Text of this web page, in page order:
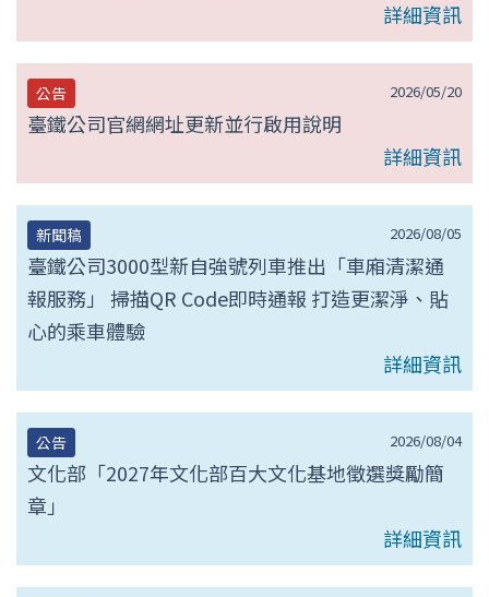
詳細資訊
2026/05/20
公告
臺鐵公司官網網址更新並行啟用說明
詳細資訊
2026/08/05
新聞稿
臺鐵公司3000型新自強號列車推出「車廂清潔通
報服務」 掃描QR Code即時通報 打造更潔淨、貼
心的乘車體驗
詳細資訊
2026/08/04
公告
文化部「2027年文化部百大文化基地徵選獎勵簡
章」
詳細資訊